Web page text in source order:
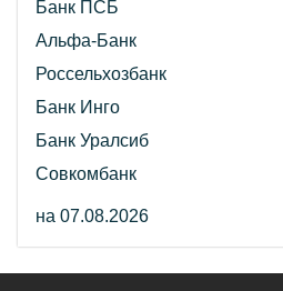
Банк ПСБ
Альфа-Банк
Россельхозбанк
Банк Инго
Банк Уралсиб
Совкомбанк
на 07.08.2026